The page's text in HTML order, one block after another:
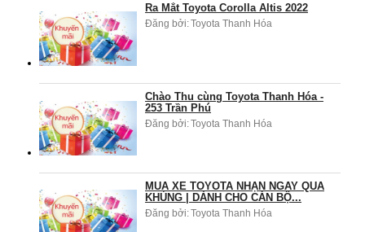
Ra Mắt Toyota Corolla Altis 2022
Đăng bởi:Toyota Thanh Hóa
Chào Thu cùng Toyota Thanh Hóa -
253 Trần Phú
Đăng bởi:Toyota Thanh Hóa
MUA XE TOYOTA NHẬN NGAY QUÀ
KHỦNG | DÀNH CHO CÁN BỘ...
Đăng bởi:Toyota Thanh Hóa